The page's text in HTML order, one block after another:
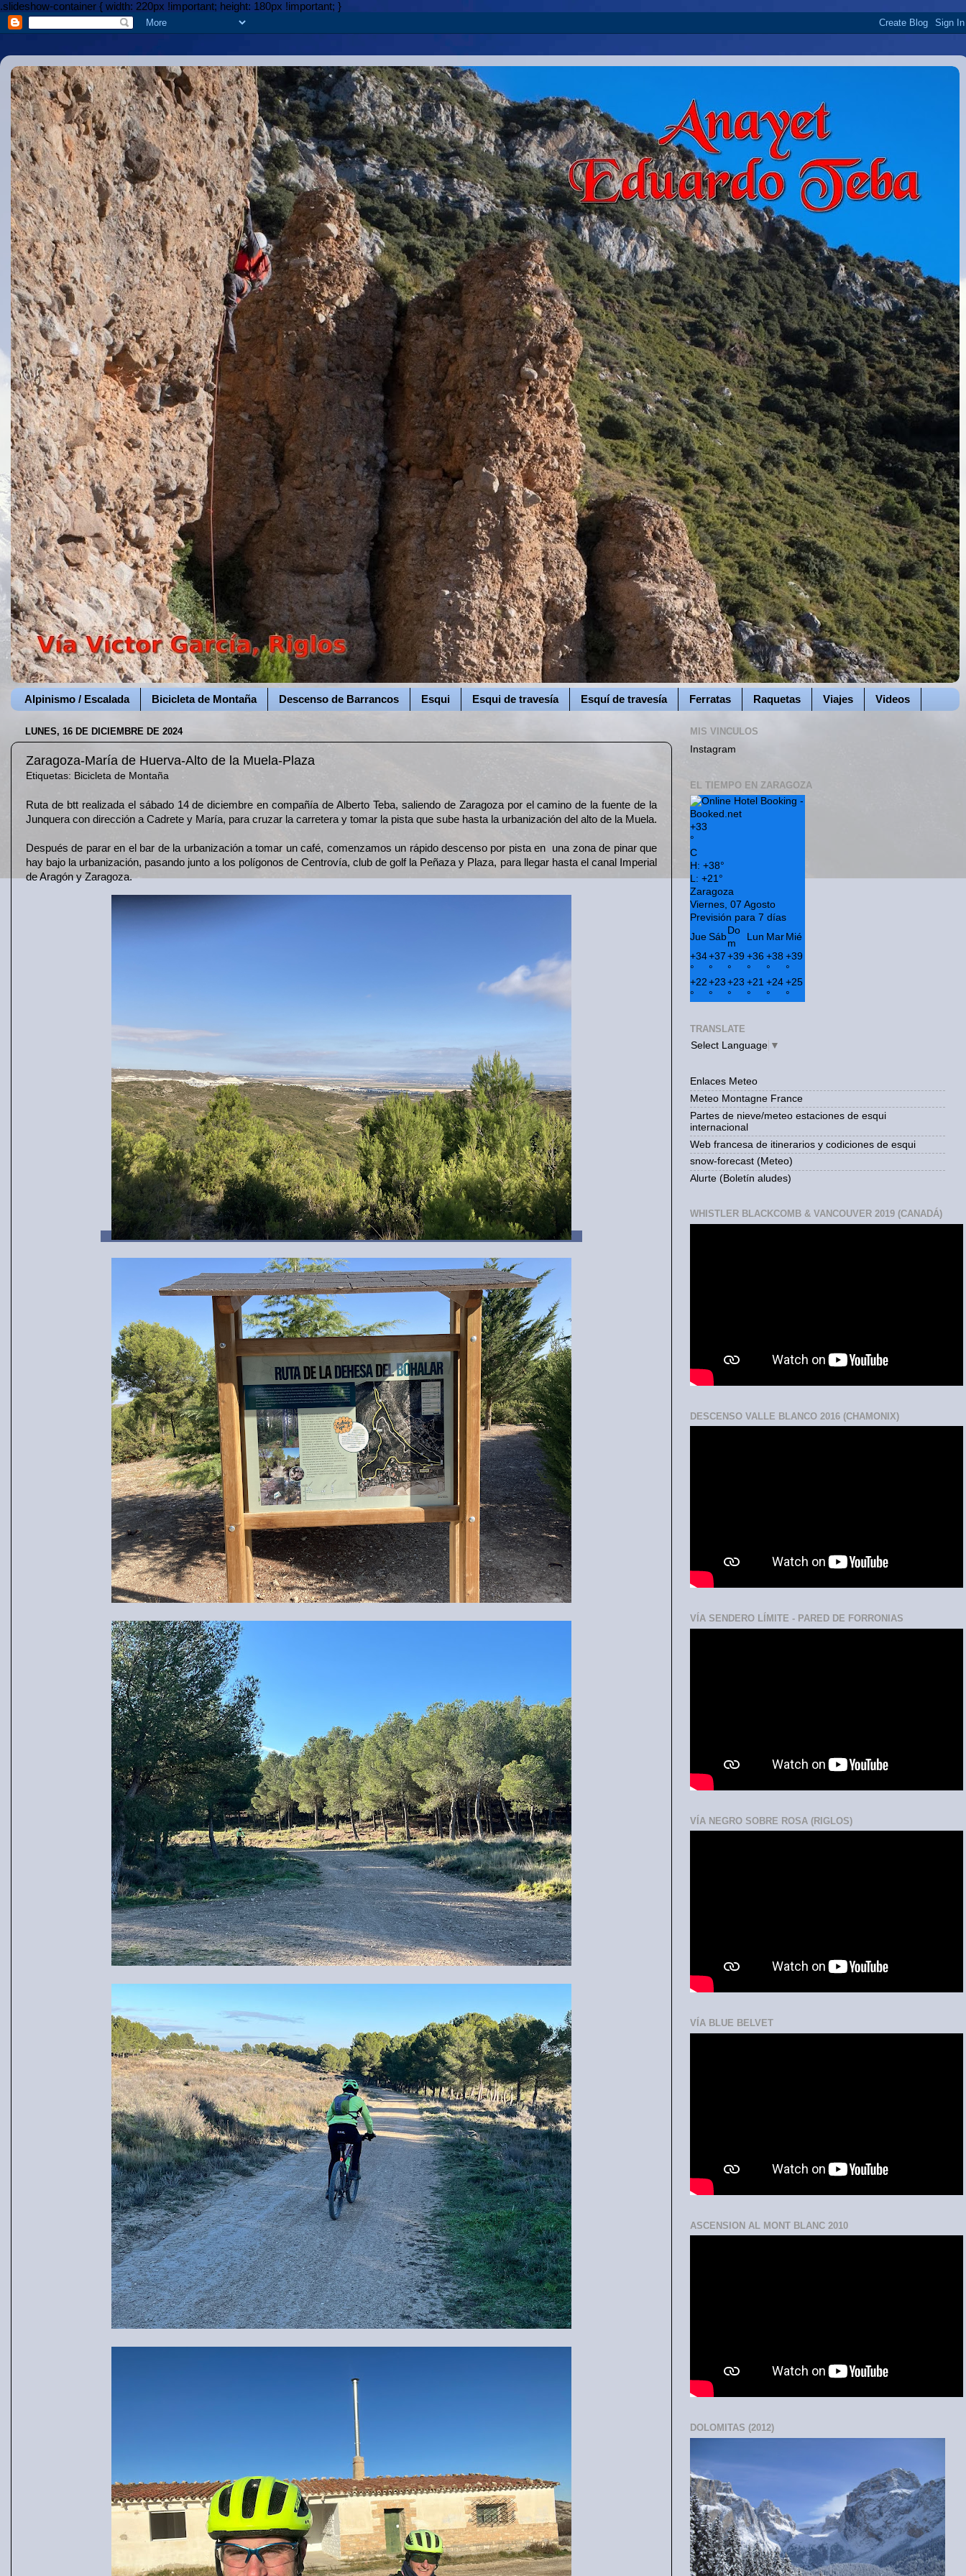
.slideshow-container { width: 220px !important; height: 180px !important; }
Alpinismo / Escalada Bicicleta de Montaña Descenso de Barrancos Esqui Esqui de travesía Esquí de travesía Ferratas Raquetas Viajes Videos
LUNES, 16 DE DICIEMBRE DE 2024
Zaragoza-María de Huerva-Alto de la Muela-Plaza
Etiquetas: Bicicleta de Montaña
Ruta de btt realizada el sábado 14 de diciembre en compañía de Alberto Teba, saliendo de Zaragoza por el camino de la fuente de la
Junquera con dirección a Cadrete y María, para cruzar la carretera y tomar la pista que sube hasta la urbanización del alto de la Muela.
Después de parar en el bar de la urbanización a tomar un café, comenzamos un rápido descenso por pista en una zona de pinar que
hay bajo la urbanización, pasando junto a los polígonos de Centrovía, club de golf la Peñaza y Plaza, para llegar hasta el canal Imperial
de Aragón y Zaragoza.
MIS VINCULOS
Instagram
EL TIEMPO EN ZARAGOZA
+33
°
C
H: +38°
L: +21°
Zaragoza
Viernes, 07 Agosto
Previsión para 7 días
Jue Sáb
Do
m
Lun Mar Mié
+34
°
+37
°
+39
°
+36
°
+38
°
+39
°
+22
°
+23
°
+23
°
+21
°
+24
°
+25
°
TRANSLATE
Select Language ▼
Enlaces Meteo
Meteo Montagne France
Partes de nieve/meteo estaciones de esqui
internacional
Web francesa de itinerarios y codiciones de esqui
snow-forecast (Meteo)
Alurte (Boletín aludes)
WHISTLER BLACKCOMB & VANCOUVER 2019 (CANADÁ)
DESCENSO VALLE BLANCO 2016 (CHAMONIX)
VÍA SENDERO LÍMITE - PARED DE FORRONIAS
VÍA NEGRO SOBRE ROSA (RIGLOS)
VÍA BLUE BELVET
ASCENSION AL MONT BLANC 2010
DOLOMITAS (2012)